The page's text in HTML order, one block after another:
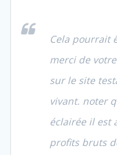
Cela pourrait
merci de
sur le site
vivant. noter
éclairée il est
profits bruts